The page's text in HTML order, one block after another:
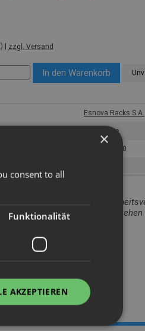
| zzgl. Versand
Esnova Racks S.A.
Packtische
PREN-PT-290
Bezug auf die
gewerblichen Einsatz
ist auszuschließen.
29.08.2025
×
consent to all
Funktionalität
AKZEPTIEREN